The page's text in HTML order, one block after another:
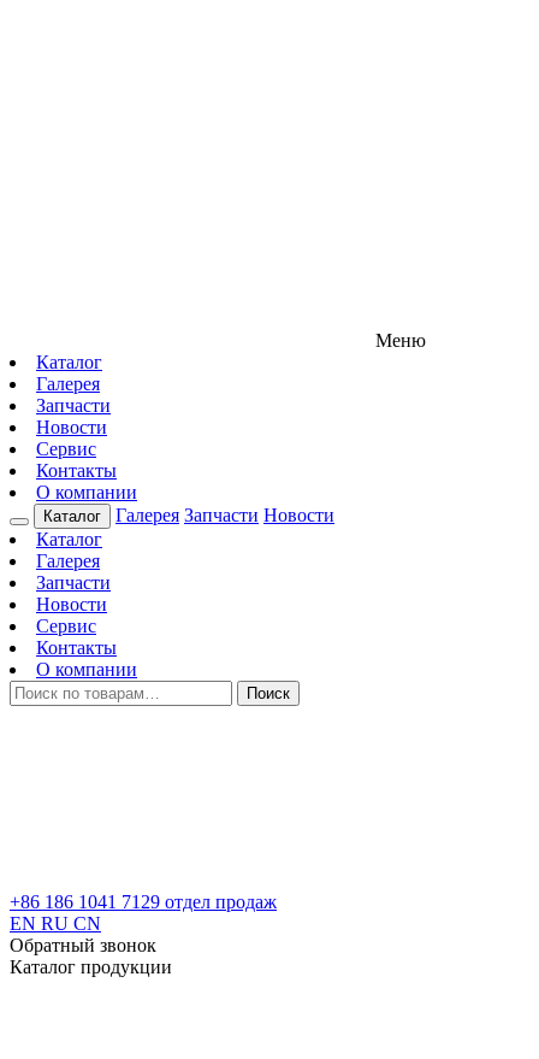
Меню
Каталог
Галерея
Запчасти
Новости
Сервис
Контакты
О компании
Каталог Галерея Запчасти Новости
Каталог
Галерея
Запчасти
Новости
Сервис
Контакты
О компании
Искать:
Поиск
+86 186 1041 7129 отдел продаж
EN RU CN
Обратный звонок
Каталог продукции